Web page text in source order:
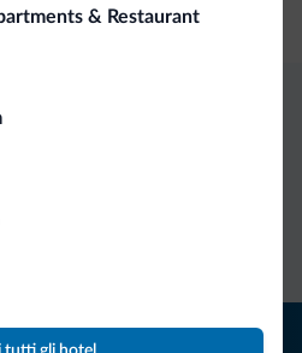
& Restaurant
Dolomiti